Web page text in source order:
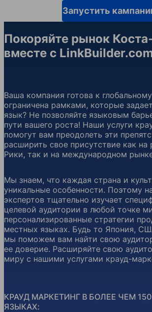
Запустить
Покоряйте рынок
вместе с
КРАУД МАРКЕТИНГ В БОЛЕЕ ЧЕМ
ЯЗЫКАХ:
Ваша компания готова к
ограничена рамками, которые
язык? Не позволяйте языковым
пути вашего роста! Наши услуги
помогут вам преодолеть эти
расширить свое присутствие как на
Рики, так и на международном
Мы знаем, что каждая страна и
уникальные особенности. Поэтому
экспертов тщательно изучает
целевой аудитории в любой точке
персонализированные стратегии
местных языках. Будь то Япония,
мы поможем вам найти свою
ее доверие. Расширяйте свою
миру с нашими услугами крауд-